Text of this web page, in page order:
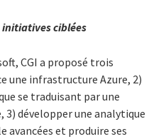
initiatives ciblées
CGI a proposé trois
une infrastructure Azure, 2)
se traduisant par une
développer une analytique
et produire ses